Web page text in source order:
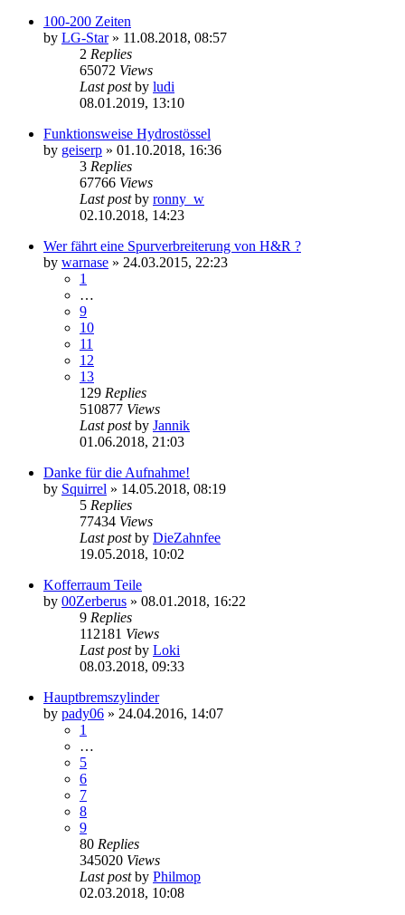
100-200 Zeiten
by LG-Star» 11.08.2018, 08:57
2 Replies
65072 Views
Last postby ludi
08.01.2019, 13:10
Funktionsweise Hydrostössel
by geiserp » 01.10.2018, 16:36
3 Replies
67766 Views
Last postby ronny_w
02.10.2018, 14:23
Wer fährt eine Spurverbreiterung von H&R ?
by warnase » 24.03.2015, 22:23
1
…
9
10
11
12
13
129 Replies
510877 Views
Last postby Jannik
01.06.2018, 21:03
Danke für die Aufnahme!
by Squirrel » 14.05.2018, 08:19
5 Replies
77434 Views
Last postby DieZahnfee
19.05.2018, 10:02
Kofferraum Teile
by 00Zerberus » 08.01.2018, 16:22
9 Replies
112181 Views
Last postby Loki
08.03.2018, 09:33
Hauptbremszylinder
by pady06 » 24.04.2016, 14:07
1
…
5
6
7
8
9
80 Replies
345020 Views
Last postby Philmop
02.03.2018, 10:08